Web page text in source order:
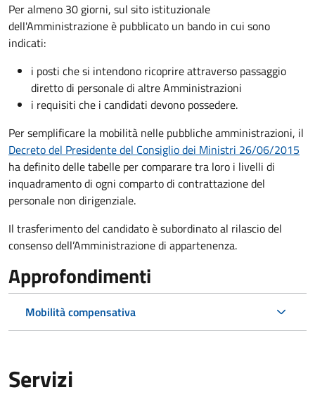
Per almeno 30 giorni, sul sito istituzionale
dell'Amministrazione è pubblicato un bando in cui sono
indicati:
i posti che si intendono ricoprire attraverso passaggio
diretto di personale di altre Amministrazioni
i requisiti che i candidati devono possedere.
Per semplificare la mobilità nelle pubbliche amministrazioni, il
Decreto del Presidente del Consiglio dei Ministri 26/06/2015
ha definito delle tabelle per comparare tra loro i livelli di
inquadramento di ogni comparto di contrattazione del
personale non dirigenziale.
Il trasferimento del candidato è subordinato al rilascio del
consenso dell’Amministrazione di appartenenza.
Approfondimenti
Mobilità compensativa
Servizi